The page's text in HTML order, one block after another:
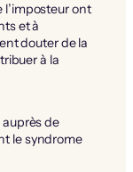
ont
et à
douter de la
à la
auprès de
le syndrome